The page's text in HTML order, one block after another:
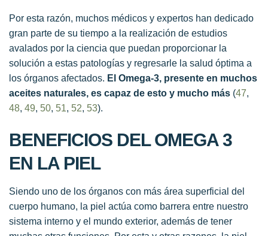
Por esta razón, muchos médicos y expertos han dedicado
gran parte de su tiempo a la realización de estudios
avalados por la ciencia que puedan proporcionar la
solución a estas patologías y regresarle la salud óptima a
los órganos afectados. El Omega-3, presente en muchos
aceites naturales, es capaz de esto y mucho más (47,
48, 49, 50, 51, 52, 53).
BENEFICIOS DEL OMEGA 3
EN LA PIEL
Siendo uno de los órganos con más área superficial del
cuerpo humano, la piel actúa como barrera entre nuestro
sistema interno y el mundo exterior, además de tener